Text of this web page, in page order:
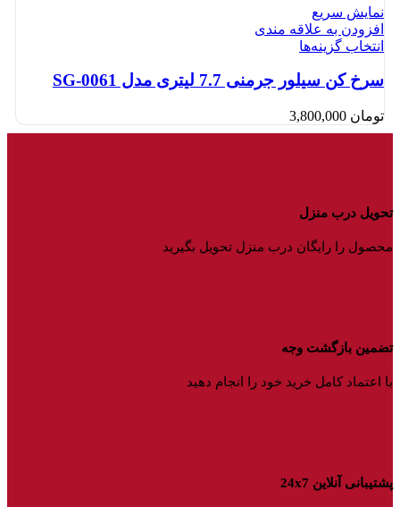
نمایش سریع
افزودن به علاقه مندی
انتخاب گزینه‌ها
سرخ کن سیلور جرمنی 7.7 لیتری مدل SG-0061
تومان
تحویل درب منزل
محصول را رایگان درب منزل تحویل بگیرید
تضمین بازگشت وجه
با اعتماد کامل خرید خود را انجام دهید
پشتیبانی آنلاین 24x7